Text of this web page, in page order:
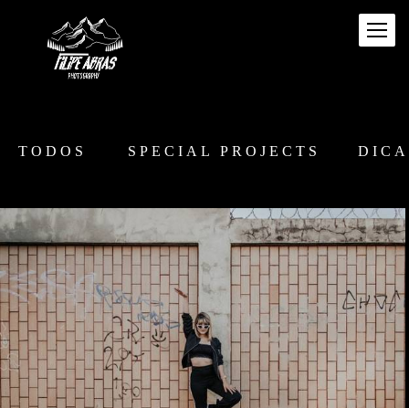
TODOS SPECIAL PROJECTS